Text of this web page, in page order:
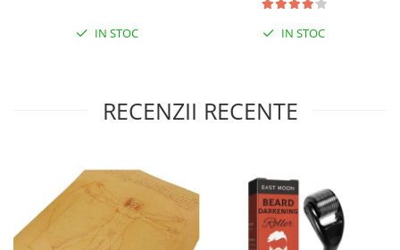
IN STOC IN STOC
RECENZII RECENTE